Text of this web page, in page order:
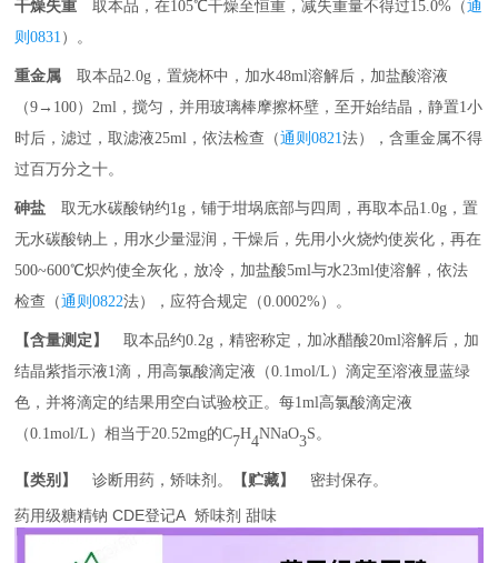
干燥失重 取本品，在105℃干燥至恒重，减失重量不得过15.0%（通
则0831 ）。
重金属 取本品2.0g，置烧杯中，加水48ml溶解后，加盐酸溶液
（9→100）2ml，搅匀，并用玻璃棒摩擦杯壁，至开始结晶，静置1小
时后，滤过，取滤液25ml，依法检查（通则0821法），含重金属不得
过百万分之十。
砷盐 取无水碳酸钠约1g，铺于坩埚底部与四周，再取本品1.0g，置
无水碳酸钠上，用水少量湿润，干燥后，先用小火烧灼使炭化，再在
500~600℃炽灼使全灰化，放冷，加盐酸5ml与水23ml使溶解，依法
检查（通则0822法），应符合规定（0.0002%）。
【含量测定】 取本品约0.2g，精密称定，加冰醋酸20ml溶解后，加
结晶紫指示液1滴，用高氯酸滴定液（0.1mol/L）滴定至溶液显蓝绿
色，并将滴定的结果用空白试验校正。每1ml高氯酸滴定液
（0.1mol/L）相当于20.52mg的C7H4NNaO3S。
【类别】 诊断用药，矫味剂。 【贮藏】 密封保存。
药用级糖精钠 CDE登记A 矫味剂 甜味